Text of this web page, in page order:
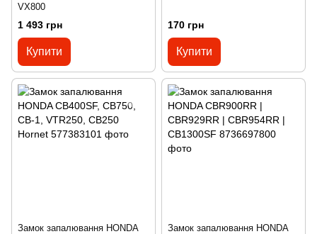
VX800
1 493 грн
Купити
170 грн
Купити
Замок запалювання HONDA
Замок запалювання HONDA